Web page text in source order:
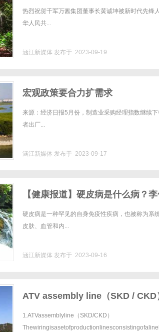
爱国拥军新时代先锋人物！
热烈祝贺千军万酱集团董事长黄诚坤被新时代先锋
华人民共...
涵江新媒体 发布于 2023-09-19
宏观政策要合力扩需求
来源：经济日报5月份，制造业采购经理指数继续
者出厂...
涵江新媒体 发布于 2023-09-17
【健康报道】硬皮病是什么病？
硬皮病是一种罕见的自身免疫性疾病，也被称为系
皮肤、血管和内...
涵江新媒体 发布于 2023-09-16
ATV assembly line（SKD / CKD
1.ATVassemblyline（SKD/CKD）